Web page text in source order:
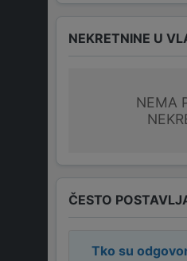
NEKRETNINE U
NEMA
ČESTO
Tko su